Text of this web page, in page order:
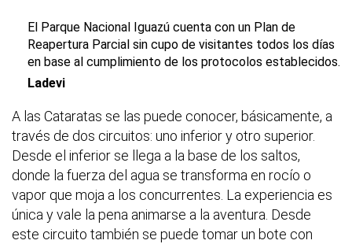
El Parque Nacional Iguazú cuenta con un Plan de
Reapertura Parcial sin cupo de visitantes todos los días
en base al cumplimiento de los protocolos establecidos.
Ladevi
A las Cataratas se las puede conocer, básicamente, a
través de dos circuitos: uno inferior y otro superior.
Desde el inferior se llega a la base de los saltos,
donde la fuerza del agua se transforma en rocío o
vapor que moja a los concurrentes. La experiencia es
única y vale la pena animarse a la aventura. Desde
este circuito también se puede tomar un bote con